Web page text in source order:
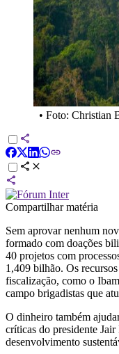
• Foto: Christian
Compartilhar matéria
Sem aprovar nenhum
formado com doações
40 projetos com
1,409 bilhão. Os
fiscalização, como o
campo brigadistas que
O dinheiro também
críticas do presidente
desenvolvimento